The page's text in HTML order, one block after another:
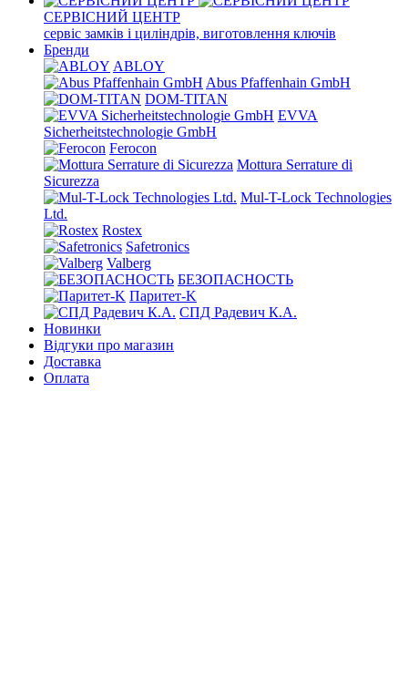
СЕРВІСНИЙ ЦЕНТР
сервіс замків і циліндрів, виготовлення ключів
Бренди
ABLOY
Abus Pfaffenhain GmbH
DOM-TITAN
EVVA
Sicherheitstechnologie GmbH
Ferocon
Mottura Serrature di
Sicurezza
Mul-T-Lock Technologies
Ltd.
Rostex
Safetronics
Valberg
БЕЗОПАСНОСТЬ
Паритет-K
СПД Радевич К.А.
Новинки
Відгуки про магазин
Доставка
Оплата